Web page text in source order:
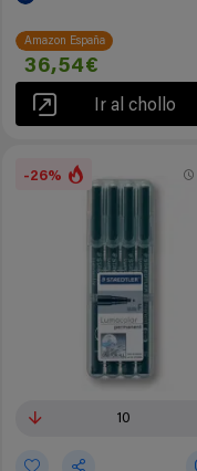
Amazon España
36,54€
Ir al chollo
-26%
10